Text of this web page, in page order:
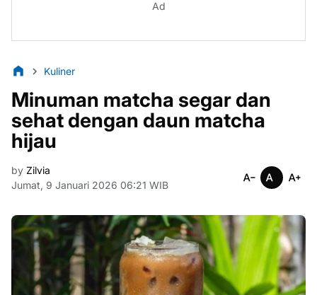
Ad
Kuliner
Minuman matcha segar dan
sehat dengan daun matcha
hijau
by Zilvia
Jumat, 9 Januari 2026 06:21 WIB